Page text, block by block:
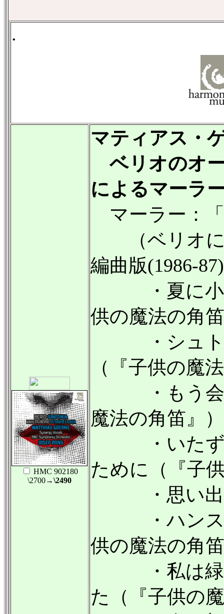
.
HMC 902180
\2700→\2490
マティアス・
ベリオのオ
によるマーラ
マーラー：
（ベリオに
編曲版(1986-
・夏に小鳥
供の魔法の角
・シュト
（『子供の魔
・もう会え
魔法の角笛』）
・いたず
ために（『子
・思い出
・ハンスと
供の魔法の角
・私は緑の
た（『子供の